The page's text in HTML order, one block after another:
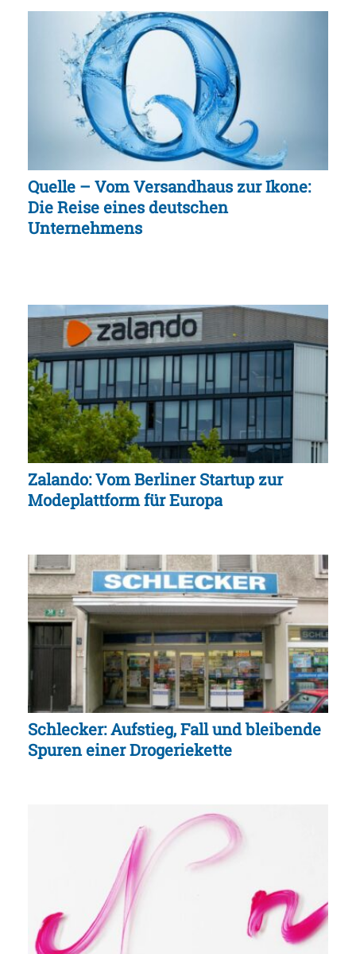
Quelle – Vom Versandhaus zur Ikone:
Die Reise eines deutschen
Unternehmens
Zalando: Vom Berliner Startup zur
Modeplattform für Europa
Schlecker: Aufstieg, Fall und bleibende
Spuren einer Drogeriekette